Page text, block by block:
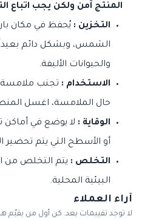
المنتج آمن ولكن يجب اتباع
التخزين : يُحفظ في مكان
الشمس، وبشكل دائم
والحيوانات الأليفة.
الاستخدام : تجنب ملامسة
حال الملامسة، اغسل
الوقاية : لا يوضع في
أو الأسطح التي يتم تحضير
التخلص : يتم التخلص من
البيئية المحلية.
آراء العملاء
لا توجد تقييمات بعد. كن أول من يقيّم